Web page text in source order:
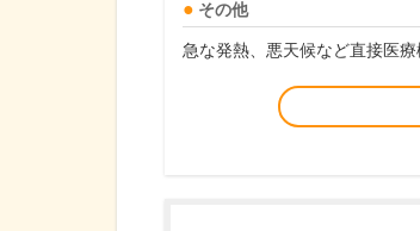
その他
急な発熱、悪天候など直接医